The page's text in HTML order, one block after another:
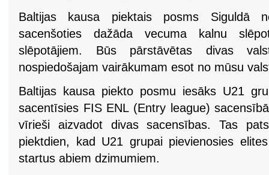
Baltijas kausa piektais posms Siguldā
sacenšoties dažāda vecuma kalnu
slēpotājiem. Būs pārstāvētas divas
nospiedošajam vairākumam esot no mūsu
Baltijas kausa piekto posmu iesāks U21
sacentīsies FIS ENL (Entry league)
vīrieši aizvadot divas sacensības. Tas
piektdien, kad U21 grupai pievienosies
startus abiem dzimumiem.